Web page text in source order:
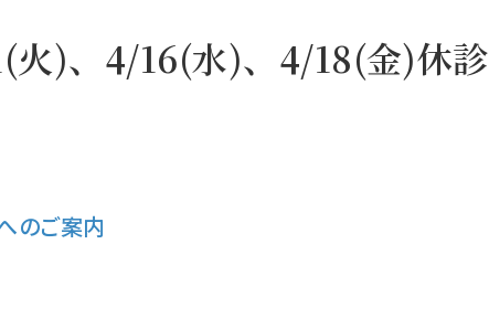
)、4/16(水)、4/18(金)休診
のご案内